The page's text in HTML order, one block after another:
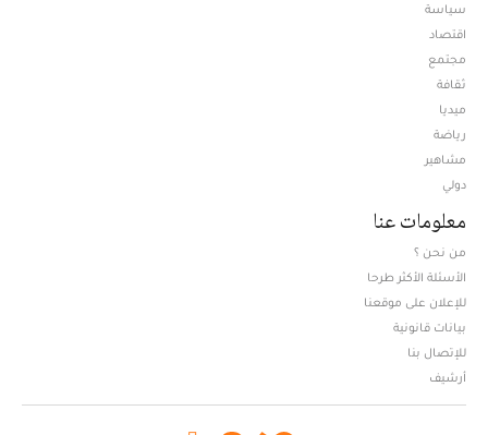
سياسة
اقتصاد
مجتمع
ثقافة
ميديا
رياضة
مشاهير
دولي
معلومات عنا
من نحن ؟
الأسئلة الأكثر طرحا
للإعلان على موقعنا
بيانات قانونية
للإتصال بنا
أرشيف